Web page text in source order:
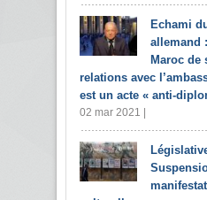
Echami
allemand
Maroc de
relations avec
est un acte « anti-
02 mar 2021 |